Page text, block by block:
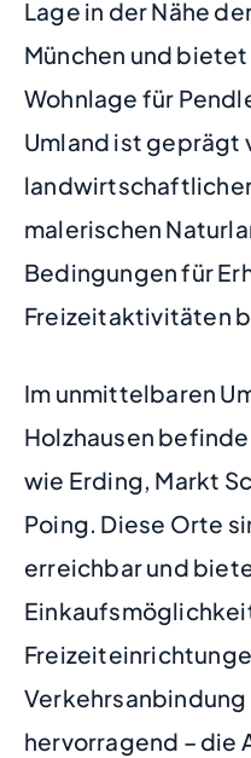
Lage in der Nähe
München und
Wohnlage für
Umland ist geprägt
malerischen
Bedingungen für
Freizeitaktivitäten
Im unmittelbaren
Holzhausen
wie Erding, Markt
Poing. Diese Orte
erreichbar und
Verkehrsanbindung
hervorragend – die